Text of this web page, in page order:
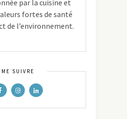
par la cuisine et
fortes de santé
de l’environnement.
ME SUIVRE